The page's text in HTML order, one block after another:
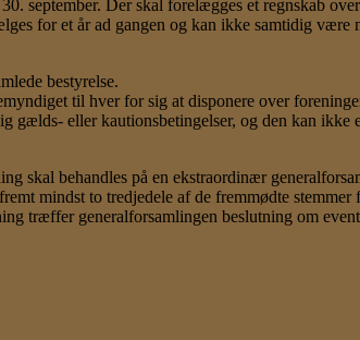
september. Der skal forelægges et regnskab
for et år ad gangen og kan ikke samtidig være
bestyrelse.
til hver for sig at disponere over
gælds- eller kautionsbetingelser, og den kan ikke
skal behandles på en ekstraordinær
mindst to tredjedele af de fremmødte stemmer
træffer generalforsamlingen beslutning om